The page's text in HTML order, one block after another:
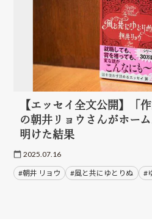
【エッセイ全文公開】「
の朝井リョウさんがホー
明けた結果
2025.07.16
#朝井 リョウ #風と共にゆとりぬ #